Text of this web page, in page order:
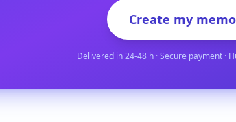
Create my
Delivered in 24-48 h · Secure payment ·